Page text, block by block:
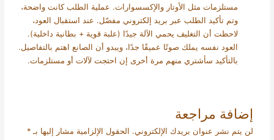
مستلزمات مثل الأوتار والإكسسوارات. عملية الطلب كانت واضحة،
وتم تأكيد الطلب عبر بريد إلكتروني مفصّل. عند استقبال العود،
لاحظت أن التغليف يحمي الآلة جيدًا (علبة قوية + بطانية داخلية).
العود نفسه يملك صوتًا عميقًا جدًا، ويبدو أن الصانع اهتم بالتفاصيل.
بالتأكيد سأشتري منهم مرة أخرى إن احتجت لآلات أو مستلزمات.
إضافة مراجعة
لن يتم نشر عنوان بريدك الإلكتروني. الحقول الإلزامية مشار إليها بـ *